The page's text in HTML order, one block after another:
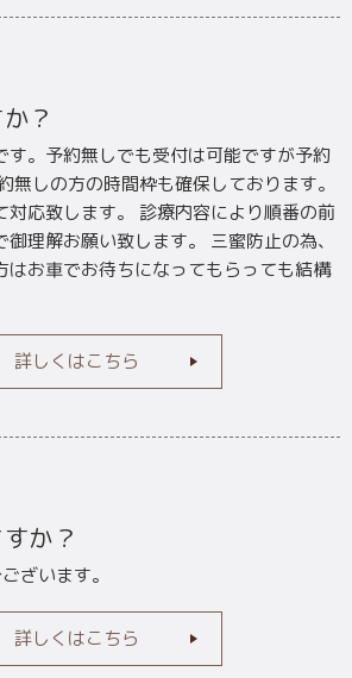
？
す。予約無しでも受付は可能ですが予約
無しの方の時間枠も確保しております。
対応致します。 診療内容により順番の前
理解お願い致します。 三蜜防止の為、
はお車でお待ちになってもらっても結構
詳しくはこちら
か？
ざいます。
詳しくはこちら